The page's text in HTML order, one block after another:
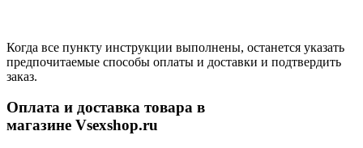
Когда все пункту инструкции выполнены, останется указать
предпочитаемые способы оплаты и доставки и подтвердить
заказ.
Оплата и доставка товара в
магазине Vsexshop.ru